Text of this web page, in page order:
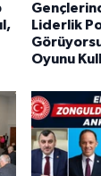
Liderlik
Oyunu